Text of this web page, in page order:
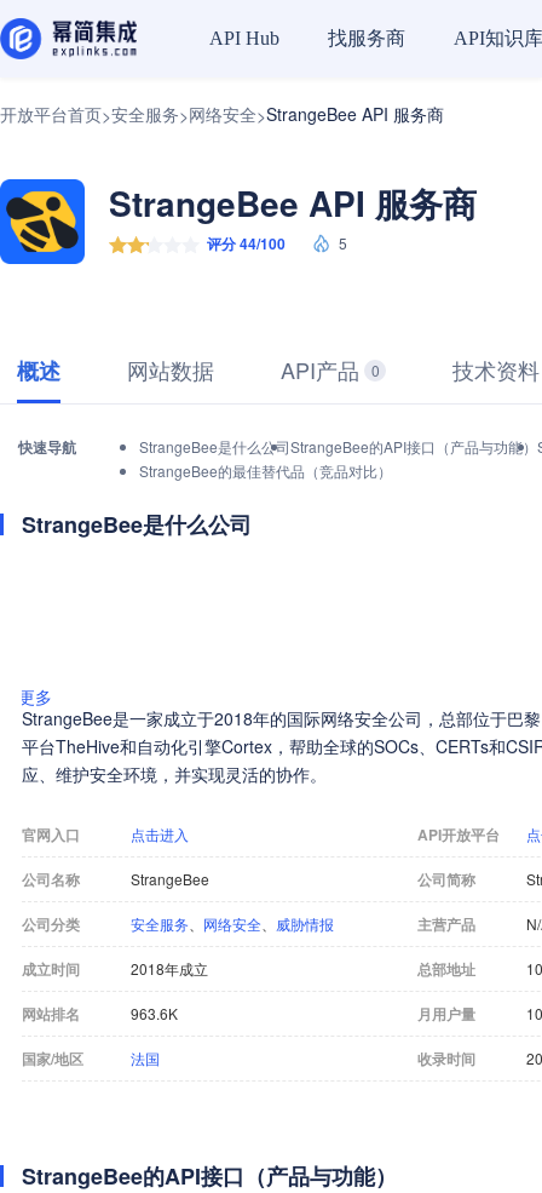
API Hub 找服务商 API知识库
开放平台首页>安全服务>网络安全>StrangeBee API 服务商
StrangeBee API 服务商
评分 44/100 5
概述 网站数据 API产品 0 技术资料
快速导航 StrangeBee是什么公司StrangeBee的API接口（产品与功能）
StrangeBee的最佳替代品（竞品对比）
StrangeBee是什么公司
更多
StrangeBee是一家成立于2018年的国际网络安全公司，总部位于巴
平台TheHive和自动化引擎Cortex，帮助全球的SOCs、CERTs和
应、维护安全环境，并实现灵活的协作。
官网入口 点击进入 API开放平台
公司名称 StrangeBee 公司简称
公司分类 安全服务 网络安全 威胁情报 主营产品
成立时间 2018年成立 总部地址
网站排名 963.6K 月用户量
国家/地区 法国 收录时间
StrangeBee的API接口（产品与功能）